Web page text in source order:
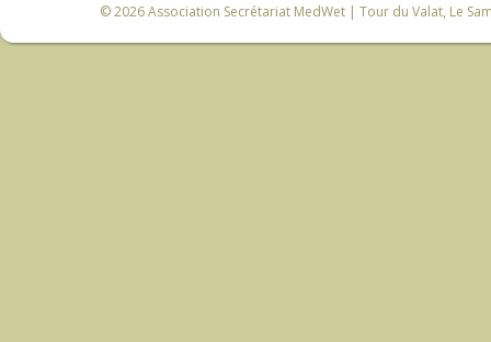
© 2026Association Secrétariat MedWet | Tour du Valat, Le